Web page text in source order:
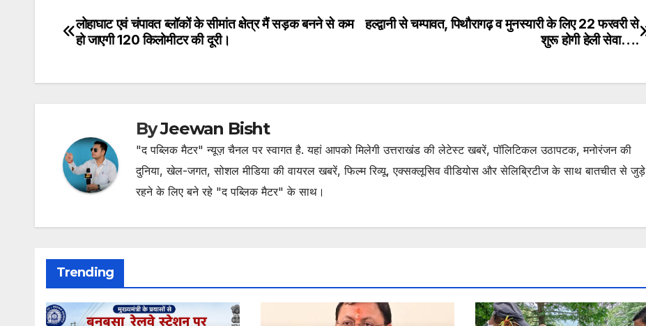
Post
हल्द्वानी से चम्पावत, पिथौरागढ़ व मुनस्यारी के लिए 22 फरवरी से
शुरू होगी हेली सेवा….
लोहाघाट एवं चंपावत ब्लॉकों के सीमांत क्षेत्र मैं सड़क बनने से कम
हो जाएगी 120 किलोमीटर की दूरी।
ByJeewan Bisht
"द पब्लिक मैटर" न्यूज़ चैनल पर स्वागत है. यहां आपको मिलेगी उत्तराखंड की लेटेस्ट खबरें, पॉलिटिकल उठापटक, मनोरंजन की
दुनिया, खेल-जगत, सोशल मीडिया की वायरल खबरें, फिल्म रिव्यू, एक्सक्लूसिव वीडियोस और सेलिब्रिटीज के साथ बातचीत से जुड़े
रहने के लिए बने रहे "द पब्लिक मैटर" के साथ।
Trending